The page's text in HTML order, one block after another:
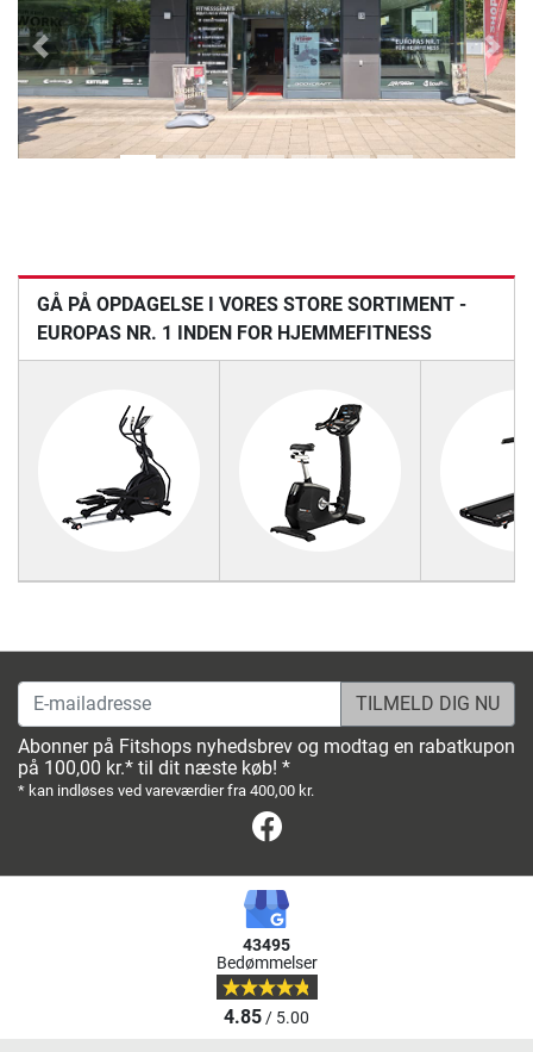
Previous Next
GÅ PÅ OPDAGELSE I VORES STORE SORTIMENT -
EUROPAS NR. 1 INDEN FOR HJEMMEFITNESS
E-mailadresse
Abonner på Fitshops nyhedsbrev og modtag en rabatkupon
på 100,00 kr.* til dit næste køb! *
* kan indløses ved vareværdier fra 400,00 kr.
43495
Bedømmelser
4.85/ 5.00